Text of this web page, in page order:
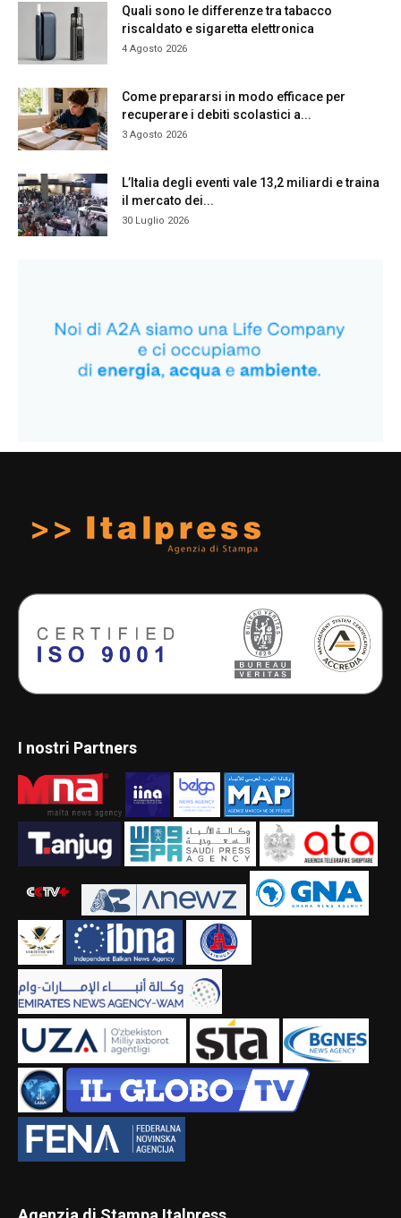
Quali sono le differenze tra tabacco
riscaldato e sigaretta elettronica
4 Agosto 2026
Come prepararsi in modo efficace per
recuperare i debiti scolastici a...
3 Agosto 2026
L’Italia degli eventi vale 13,2 miliardi e traina
il mercato dei...
30 Luglio 2026
I nostri Partners